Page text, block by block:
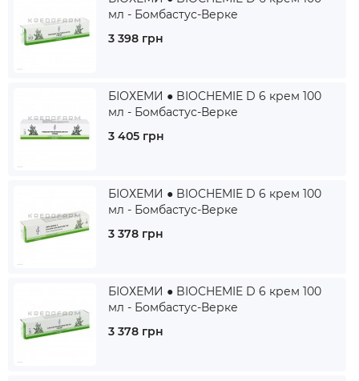
мл - Бомбастус-Верке
3 398 грн
БІОХЕМИ ● BIOCHEMIE D 6 крем 100
мл - Бомбастус-Верке
3 405 грн
БІОХЕМИ ● BIOCHEMIE D 6 крем 100
мл - Бомбастус-Верке
3 378 грн
БІОХЕМИ ● BIOCHEMIE D 6 крем 100
мл - Бомбастус-Верке
3 378 грн